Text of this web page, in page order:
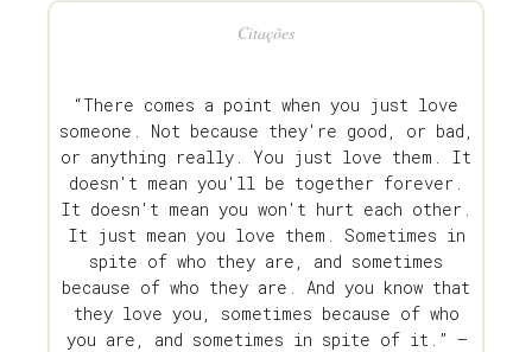
Citações
“There comes a point when you just love
someone. Not because they're good, or bad,
or anything really. You just love them. It
doesn't mean you'll be together forever.
It doesn't mean you won't hurt each other.
It just mean you love them. Sometimes in
spite of who they are, and sometimes
because of who they are. And you know that
they love you, sometimes because of who
you are, and sometimes in spite of it.” —